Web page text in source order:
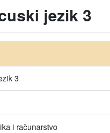
jezik 3
3
i računarstvo